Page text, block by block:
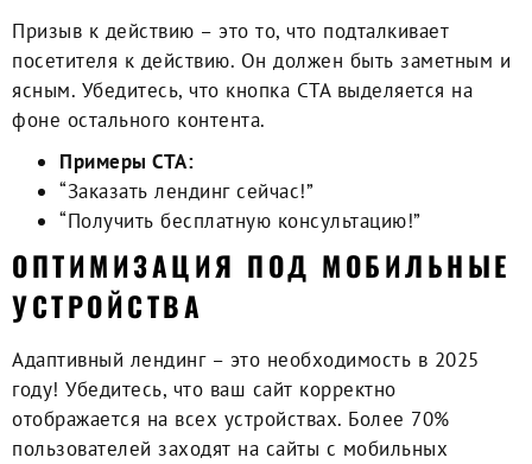
Призыв к действию – это то, что подталкивает
посетителя к действию. Он должен быть заметным и
ясным. Убедитесь, что кнопка CTA выделяется на
фоне остального контента.
Примеры CTA:
“Заказать лендинг сейчас!”
“Получить бесплатную консультацию!”
ОПТИМИЗАЦИЯ ПОД МОБИЛЬНЫЕ
УСТРОЙСТВА
Адаптивный лендинг– это необходимость в 2025
году! Убедитесь, что ваш сайт корректно
отображается на всех устройствах. Более 70%
пользователей заходят на сайты с мобильных